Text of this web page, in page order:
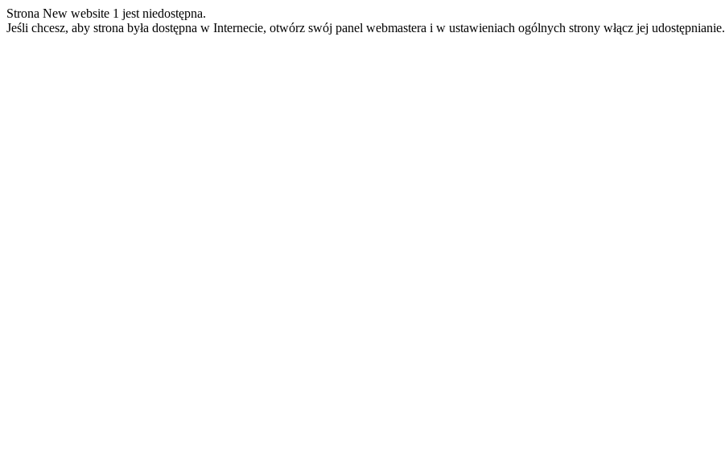
Strona New website 1 jest niedostępna.
Jeśli chcesz, aby strona była dostępna w Internecie, otwórz swój panel webmastera i w ustawieniach ogólnych strony włącz jej udostępnianie.